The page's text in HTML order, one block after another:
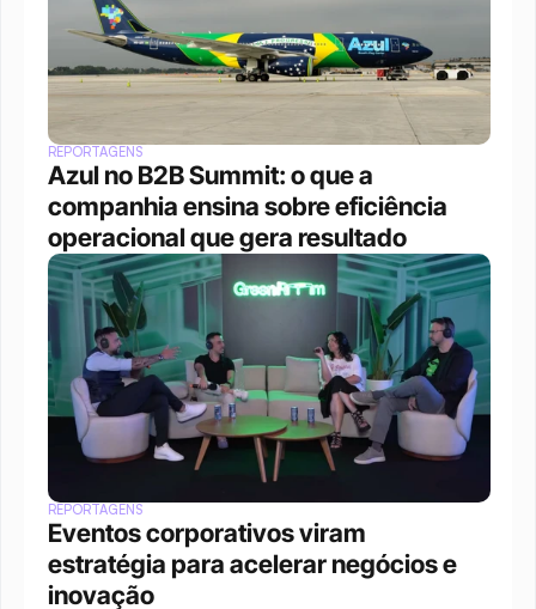
REPORTAGENS
Azul no B2B Summit: o que a
companhia ensina sobre eficiência
operacional que gera resultado
REPORTAGENS
Eventos corporativos viram
estratégia para acelerar negócios e
inovação